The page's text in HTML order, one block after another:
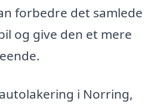
forbedre det samlede
og give den et mere
i Norring,